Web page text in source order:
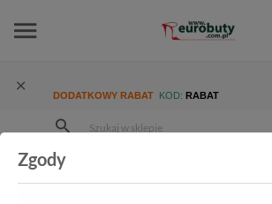
DODATKOWY RABAT KOD: RABAT
Damskie
Sandały Sandały SPK
Zgody